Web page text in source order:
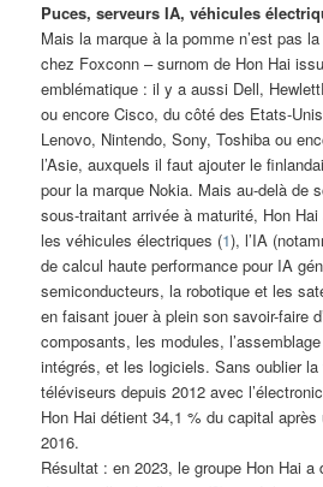
Puces, serveurs IA, véhicules
Mais la marque à la pomme n’est pas
chez Foxconn – surnom de Hon Hai
emblématique : il y a aussi Dell,
ou encore Cisco, du côté des Etats-
Lenovo, Nintendo, Sony, Toshiba ou
l’Asie, auxquels il faut ajouter le
pour la marque Nokia. Mais au-delà de
sous-traitant arrivée à maturité, Hon
les véhicules électriques (1), l’IA
de calcul haute performance pour IA
semiconducteurs, la robotique et les
en faisant jouer à plein son savoir-faire
composants, les modules,
intégrés, et les logiciels. Sans oublier
téléviseurs depuis 2012 avec
Hon Hai détient 34,1 % du capital
2016.
Résultat : en 2023, le groupe Hon Hai a